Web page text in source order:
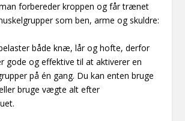
forbereder kroppen og får trænet
som ben, arme og skuldre:
både knæ, lår og hofte, derfor
gode og effektive til at aktiverer en
på én gang. Du kan enten bruge
bruge vægte alt efter